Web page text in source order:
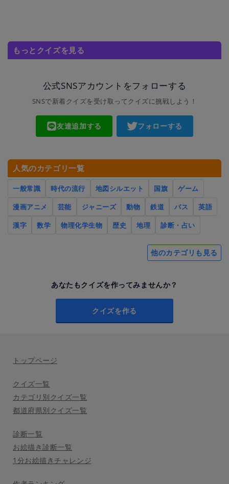
もっとクイズを見る
公式SNSアカウントをフォローする
SNSで新着クイズを受け取ってクイズに挑戦しよう！
友達追加する フォローする
人気のカテゴリ一覧
一般常識 時代の流行 地図シルエット 国旗
ゲーム
漫画アニメ
芸能 ジャニーズ 動物 鉄道 バス
英語
漢字
数学 物理化学生物 歴史 地理 診断・占い
他のカテゴリも見る
あなたもクイズを作ってみませんか？
クイズを作る
トップページ
クイズ一覧
カテゴリ別クイズ一覧
都道府県別クイズ一覧
診断一覧
お絵描き診断一覧
1分お絵描きチャレンジ